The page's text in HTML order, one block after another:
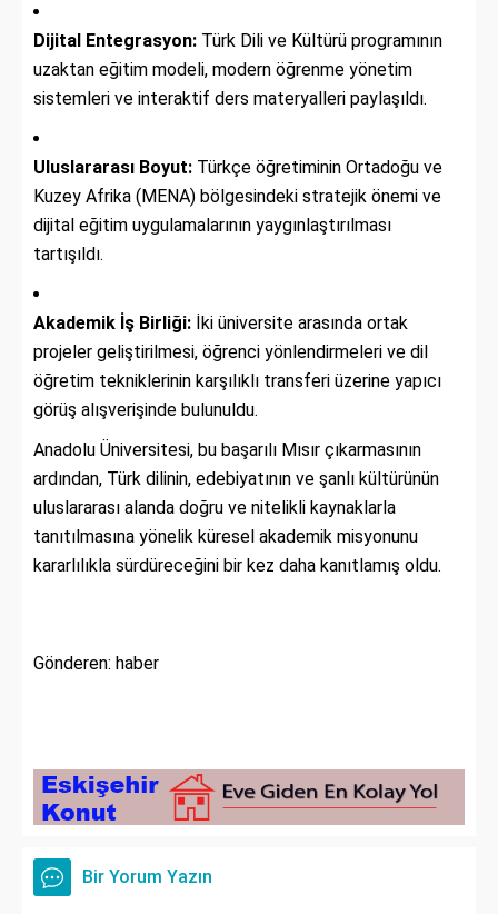
Dijital Entegrasyon: Türk Dili ve Kültürü programının
uzaktan eğitim modeli, modern öğrenme yönetim
sistemleri ve interaktif ders materyalleri paylaşıldı.
Uluslararası Boyut: Türkçe öğretiminin Ortadoğu ve
Kuzey Afrika (MENA) bölgesindeki stratejik önemi ve
dijital eğitim uygulamalarının yaygınlaştırılması
tartışıldı.
Akademik İş Birliği: İki üniversite arasında ortak
projeler geliştirilmesi, öğrenci yönlendirmeleri ve dil
öğretim tekniklerinin karşılıklı transferi üzerine yapıcı
görüş alışverişinde bulunuldu.
Anadolu Üniversitesi, bu başarılı Mısır çıkarmasının
ardından, Türk dilinin, edebiyatının ve şanlı kültürünün
uluslararası alanda doğru ve nitelikli kaynaklarla
tanıtılmasına yönelik küresel akademik misyonunu
kararlılıkla sürdüreceğini bir kez daha kanıtlamış oldu.
Gönderen: haber
Bir Yorum Yazın